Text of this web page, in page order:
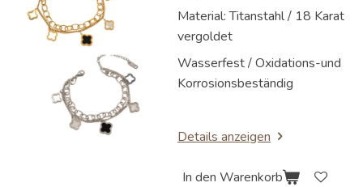
Material: Titanstahl / 18 Karat
vergoldet
Wasserfest / Oxidations-und
Korrosionsbeständig
Details anzeigen
In den Warenkorb